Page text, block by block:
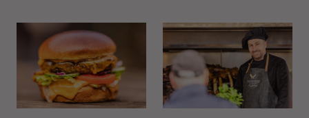
Atmosphäre und lässt Ihre Veranstaltung kulinarisch
aufblühen.